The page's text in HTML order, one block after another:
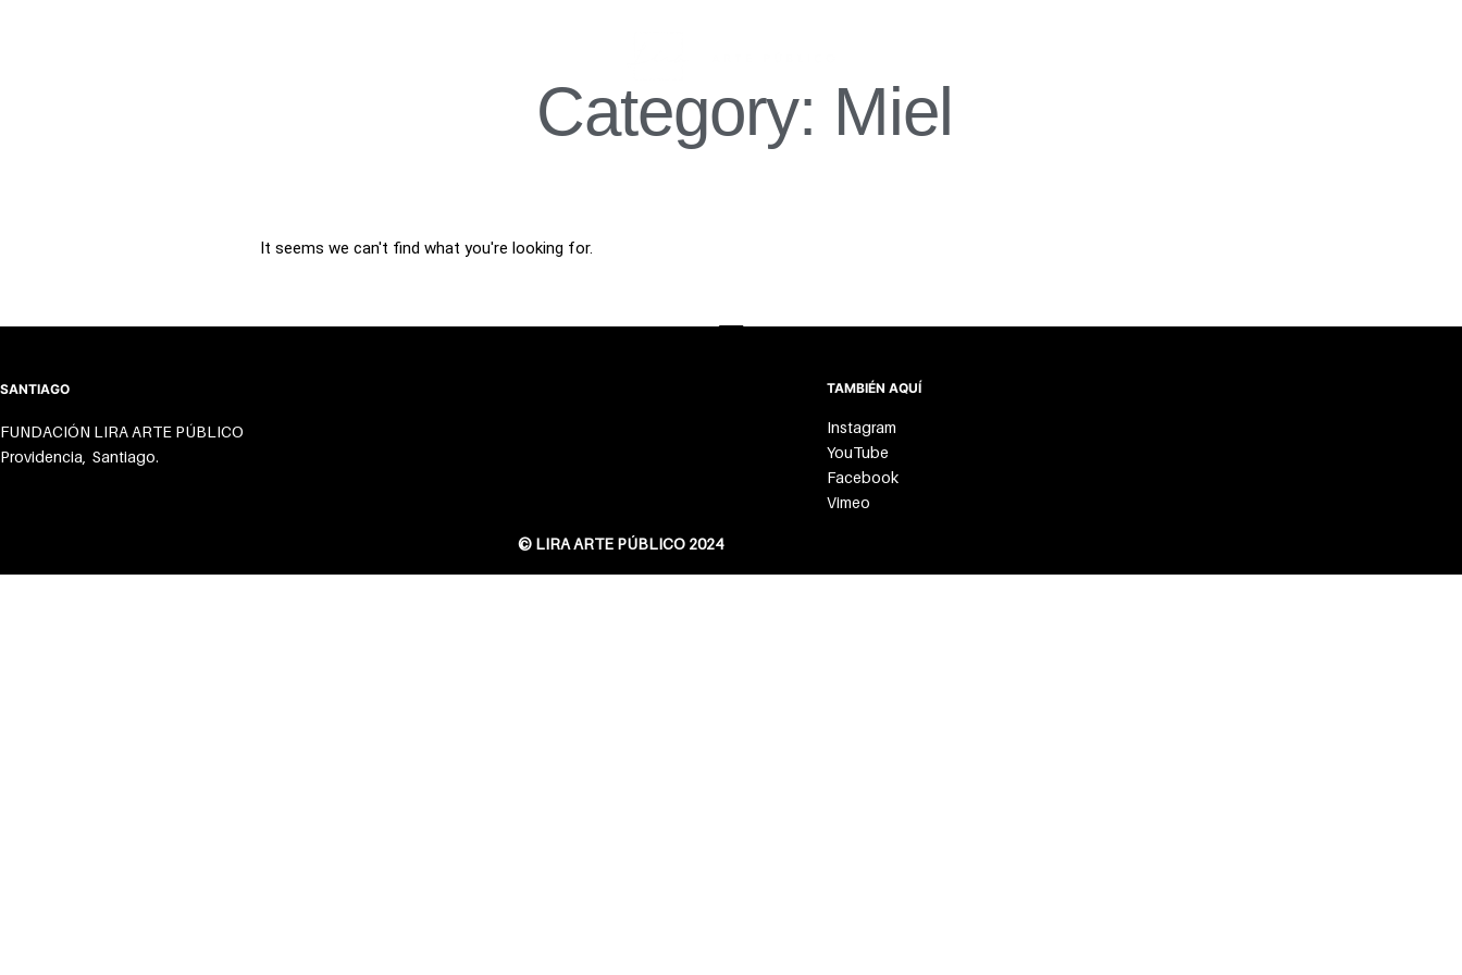
Category: Miel
It seems we can't find what you're looking for.
SANTIAGO
FUNDACIÓN LIRA ARTE PÚBLICO
Providencia, Santiago.
TAMBIÉN AQUÍ
Instagram
YouTube
Facebook
Vimeo
© LIRA ARTE PÚBLICO 2024